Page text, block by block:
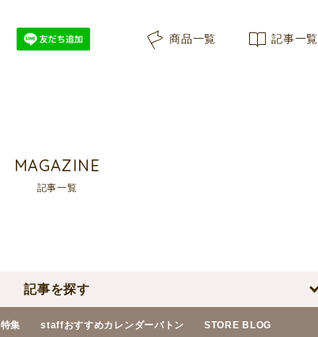
商品一覧 記事一覧
MAGAZINE
記事一覧
記事を探す
特集 staffおすすめカレンダーバトン STORE BLOG